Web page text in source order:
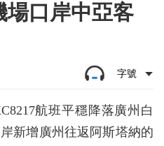
口岸中亞客
字號
航班平穩降落廣州白
新增廣州往返阿斯塔納的